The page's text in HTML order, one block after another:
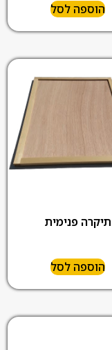
הוספה לסל
תיקרה פנימית
הוספה לסל